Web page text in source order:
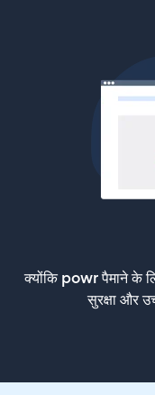
क्योंकि powr पैमाने के
सुरक्षा और